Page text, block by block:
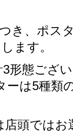
き、ポス
ます。
3形態ござ
ーは5種類
頭ではお